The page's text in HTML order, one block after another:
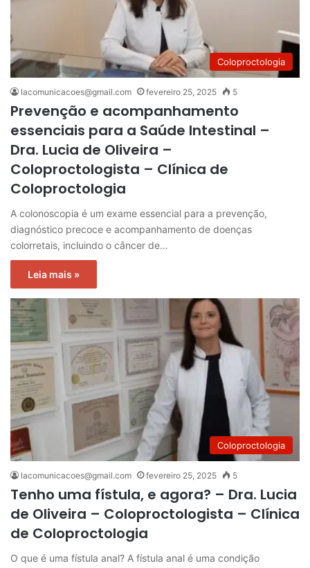
Coloproctologia
lacomunicacoes@gmail.com fevereiro 25, 2025 5
Prevenção e acompanhamento
essenciais para a Saúde Intestinal –
Dra. Lucia de Oliveira –
Coloproctologista – Clínica de
Coloproctologia
A colonoscopia é um exame essencial para a prevenção,
diagnóstico precoce e acompanhamento de doenças
colorretais, incluindo o câncer de…
Leia mais »
Coloproctologia
lacomunicacoes@gmail.com fevereiro 25, 2025 5
Tenho uma fístula, e agora? – Dra. Lucia
de Oliveira – Coloproctologista – Clínica
de Coloproctologia
O que é uma fístula anal? A fístula anal é uma condição